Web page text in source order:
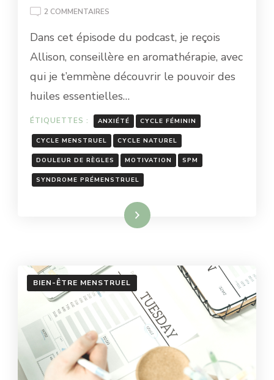
2 COMMENTAIRES
:
BIEN-
ÊTRE
GRÂCE
AUX
HUILES
ESSENTIELLES
(PODCAST
#4)
Dans cet épisode du podcast, je reçois
Allison, conseillère en aromathérapie, avec
qui je t’emmène découvrir le pouvoir des
huiles essentielles…
ÉTIQUETTES : ANXIÉTÉ CYCLE FÉMININ
CYCLE MENSTRUEL CYCLE NATUREL
DOULEUR DE RÈGLES MOTIVATION SPM
SYNDROME PRÉMENSTRUEL
Lire la suite
BIEN-ÊTRE MENSTRUEL